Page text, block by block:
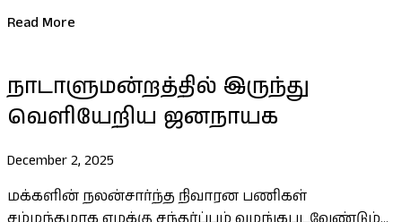
Read More
நாடாளுமன்றத்தில் இருந்து
வெளியேறிய ஜனநாயக
December 2, 2025
மக்களின் நலன்சார்ந்த நிவாரன பணிகள்